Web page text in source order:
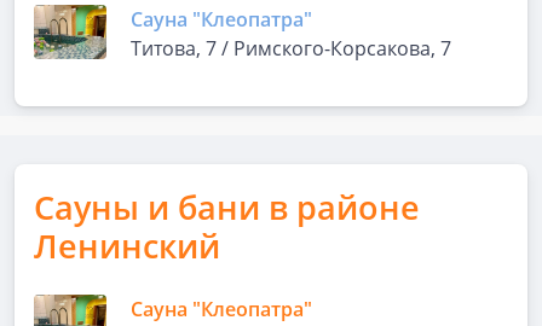
Сауна "Клеопатра"
Титова, 7 / Римского-Корсакова, 7
Сауны и бани в районе
Ленинский
Сауна "Клеопатра"